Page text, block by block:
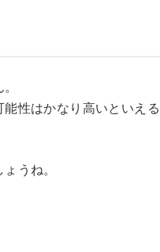
性はかなり高いといえる
うね。